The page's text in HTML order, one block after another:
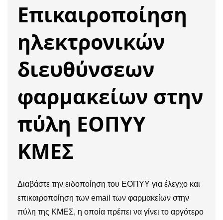
Επικαιροποίηση
ηλεκτρονικών
διευθύνσεων
φαρμακείων στην
πύλη ΕΟΠΥΥ
ΚΜΕΣ
Διαβάστε την ειδοποίηση του ΕΟΠΥΥ για έλεγχο και
επικαιροποίηση των email των φαρμακείων στην
πύλη της ΚΜΕΣ, η οποία πρέπει να γίνει το αργότερο